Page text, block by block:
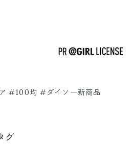
#100均 #ダイソー新商品
グ